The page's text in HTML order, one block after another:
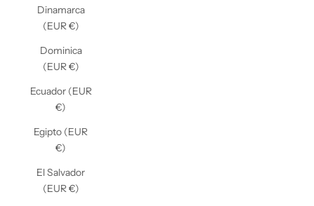
Dinamarca
(EUR €)
Dominica
(EUR €)
Ecuador (EUR
€)
Egipto (EUR
€)
El Salvador
(EUR €)